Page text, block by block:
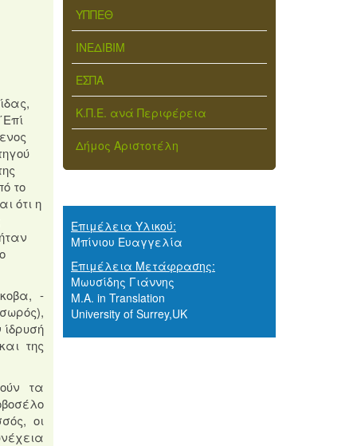
το
ότι η
-
της
τα
οι
ΥΠΠΕΘ
ΙΝΕΔΙΒΙΜ
ΕΣΠΑ
Κ.Π.Ε. ανά Περιφέρεια
Δήμος Αριστοτέλη
Επιμέλεια Υλικού:
Μπίνιου Ευαγγελία
Επιμέλεια Μετάφρασης:
Μωυσίδης Γιάννης
M.A. in Translation
University of Surrey,UK